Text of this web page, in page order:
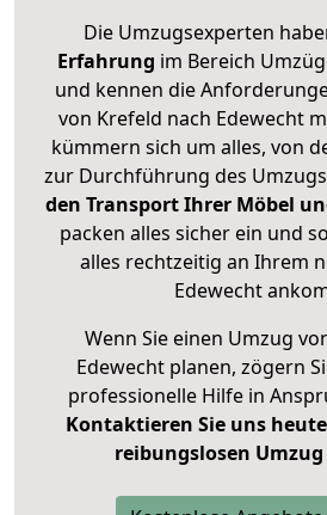
Die Umzugsexperten
Erfahrung im Bereich
und kennen die
von Krefeld nach Edewecht
kümmern sich um alles, von
zur Durchführung des
den Transport Ihrer Möbel
packen alles sicher ein und
alles rechtzeitig an Ihrem
Edewecht
Wenn Sie einen Umzug
Edewecht planen, zögern
professionelle Hilfe in
Kontaktieren Sie uns heute
reibungslosen Umzug